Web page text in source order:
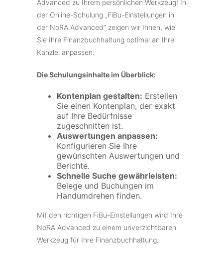
Advanced zu Ihrem persönlichen Werkzeug! In
der Online-Schulung „FiBu-Einstellungen in
der NoRA Advanced“ zeigen wir Ihnen, wie
Sie Ihre Finanzbuchhaltung optimal an Ihre
Kanzlei anpassen.
Die Schulungsinhalte im Überblick:
Kontenplan gestalten: Erstellen
Sie einen Kontenplan, der exakt
auf Ihre Bedürfnisse
zugeschnitten ist.
Auswertungen anpassen:
Konfigurieren Sie Ihre
gewünschten Auswertungen und
Berichte.
Schnelle Suche gewährleisten:
Belege und Buchungen im
Handumdrehen finden.
Mit den richtigen FiBu-Einstellungen wird Ihre
NoRA Advanced zu einem unverzichtbaren
Werkzeug für Ihre Finanzbuchhaltung.